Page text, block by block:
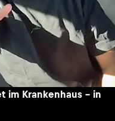
im Krankenhaus – in